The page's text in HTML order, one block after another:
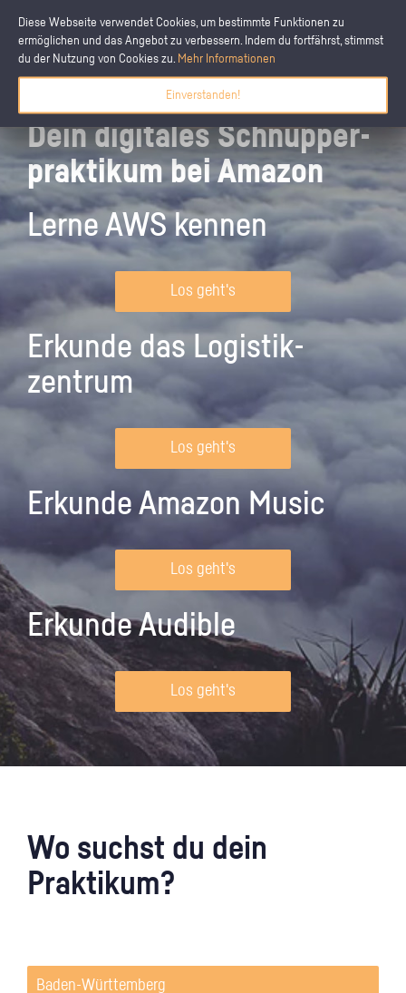
Diese Webseite verwendet Cookies, um bestimmte Funktionen zu
ermöglichen und das Angebot zu verbessern. Indem du fortfährst, stimmst
du der Nutzung von Cookies zu. Mehr Informationen
Einverstanden!
Dein digitales Schnupper­
praktikum bei Amazon
Lerne AWS kennen
Los geht's
Erkunde das Logistik­
zentrum
Los geht's
Erkunde Amazon Music
Los geht's
Erkunde Audible
Los geht's
Wo suchst du dein
Praktikum?